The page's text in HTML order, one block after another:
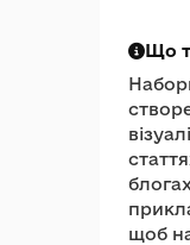
Що
щоб